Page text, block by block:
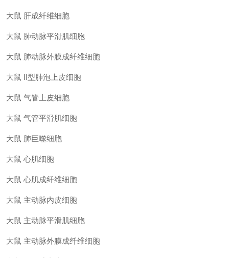
大鼠 肝成纤维细胞
大鼠 肺动脉平滑肌细胞
大鼠 肺动脉外膜成纤维细胞
大鼠 II型肺泡上皮细胞
大鼠 气管上皮细胞
大鼠 气管平滑肌细胞
大鼠 肺巨噬细胞
大鼠 心肌细胞
大鼠 心肌成纤维细胞
大鼠 主动脉内皮细胞
大鼠 主动脉平滑肌细胞
大鼠 主动脉外膜成纤维细胞